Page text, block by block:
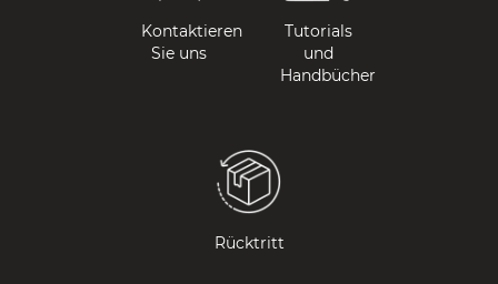
Kontaktieren
Sie uns
Tutorials
und
Handbücher
Rücktritt